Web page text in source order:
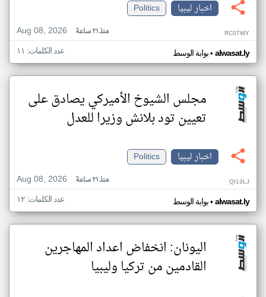
اخبار ليبيا
Politics
Aug 08, 2026
منذ ٢١ ساعة RC07WY
بوابة الوسط• alwasat.ly عدد الكلمات: ١١
مجلس الشيوخ الأميركي يصادق على
تعيين تود بلانش وزيرا للعدل
اخبار ليبيا
Politics
Aug 08, 2026
منذ ٢١ ساعة QI13LJ
بوابة الوسط• alwasat.ly عدد الكلمات: ١٢
اليونان: انخفاض اعداد المهاجرين
القادمين من تركيا وليبيا